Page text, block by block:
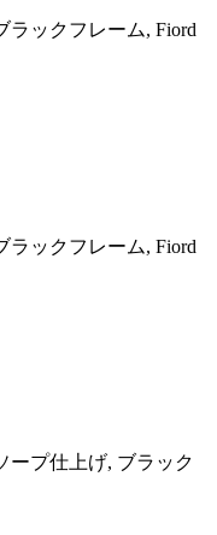
ックフレーム, Fiord
ックフレーム, Fiord
プ仕上げ, ブラック